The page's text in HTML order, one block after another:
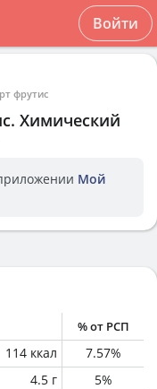
Войти
фрутис
. Химический
Мой
% от РСП
114 ккал 7.57%
4.5 г 5%